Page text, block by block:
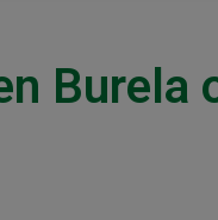
Burela